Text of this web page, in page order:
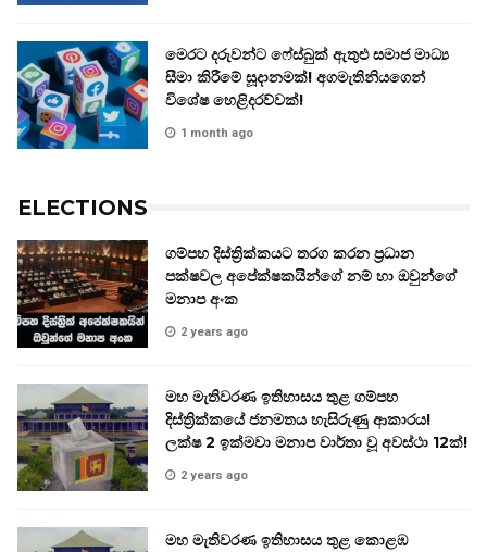
මෙරට දරුවන්ට ෆේස්බුක් ඇතුළු සමාජ මාධ්‍ය
සීමා කිරීමේ සූදානමක්! අගමැතිනියගෙන්
විශේෂ හෙළිදරව්වක්!
1 month ago
ELECTIONS
ගම්පහ දිස්ත්‍රික්කයට තරග කරන ප්‍රධාන
පක්ෂවල අපේක්ෂකයින්ගේ නම් හා ඔවුන්ගේ
මනාප අංක
2 years ago
මහ මැතිවරණ ඉතිහාසය තුළ ගම්පහ
දිස්ත්‍රික්කයේ ජනමතය හැසිරුණු ආකාරය!
ලක්ෂ 2 ඉක්මවා මනාප වාර්තා වූ අවස්ථා 12ක්!
2 years ago
මහ මැතිවරණ ඉතිහාසය තුළ කොළඹ